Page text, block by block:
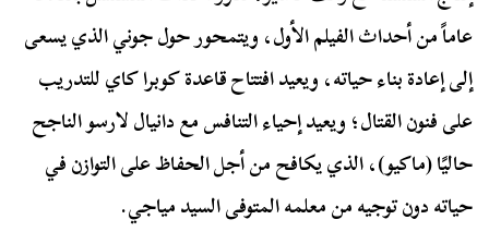
عاماً من أحداث الفيلم الأول، ويتمحور حول جوني الذي يسعى
إلى إعادة بناء حياته، ويعيد افتتاح قاعدة كوبرا كاي للتدريب
على فنون القتال؛ويعيد إحياء التنافس مع دانيال لارسو الناجح
حاليًا (ماكيو)، الذي يكافح من أجل الحفاظ على التوازن في
حياته دون توجيه من معلمه المتوفى السيد مياجي.